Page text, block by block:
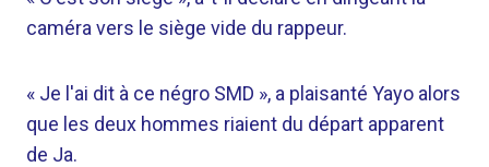
caméra vers le siège vide du rappeur.
« Je l'ai dit à ce négro SMD », a plaisanté Yayo alors
que les deux hommes riaient du départ apparent
de Ja.